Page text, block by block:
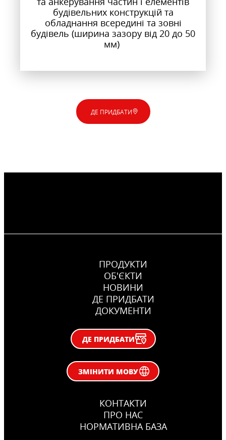
будівельних конструкцій та
обладнання всередині та зовні
будівель (ширина зазору від 20 до 50
мм)
ДЕ ПРИДБАТИ
ПРОДУКТИ
ОБ'ЄКТИ
НОВИНИ
ДЕ ПРИДБАТИ
ДОКУМЕНТИ
ДЕ ПРИДБАТИ
ЗМІНИТИ МОВУ
КОНТАКТИ
ПРО НАС
НОРМАТИВНА БАЗА